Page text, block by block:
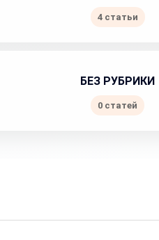
4 статьи
БЕЗ РУБРИКИ
0 статей